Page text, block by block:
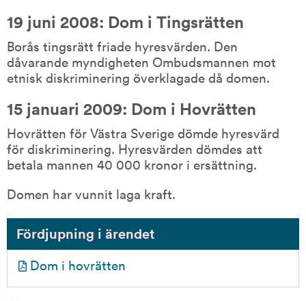
19 juni 2008: Dom i Tingsrätten
Borås tingsrätt friade hyresvärden. Den
dåvarande myndigheten Ombudsmannen mot
etnisk diskriminering överklagade då domen.
15 januari 2009: Dom i Hovrätten
Hovrätten för Västra Sverige dömde hyresvärd
för diskriminering. Hyresvärden dömdes att
betala mannen 40 000 kronor i ersättning.
Domen har vunnit laga kraft.
Fördjupning i ärendet
Dom i hovrätten